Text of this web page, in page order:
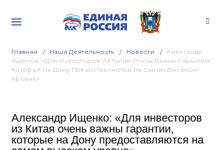
Главная Наша Деятельность Новости
Александр
Ищенко: «Для Инвесторов Из Китая Очень Важны Гарантии,
Которые На Дону Предоставляются На Самом Высоком
Уровне»
Александр Ищенко: «Для инвесторов
из Китая очень важны гарантии,
которые на Дону предоставляются на